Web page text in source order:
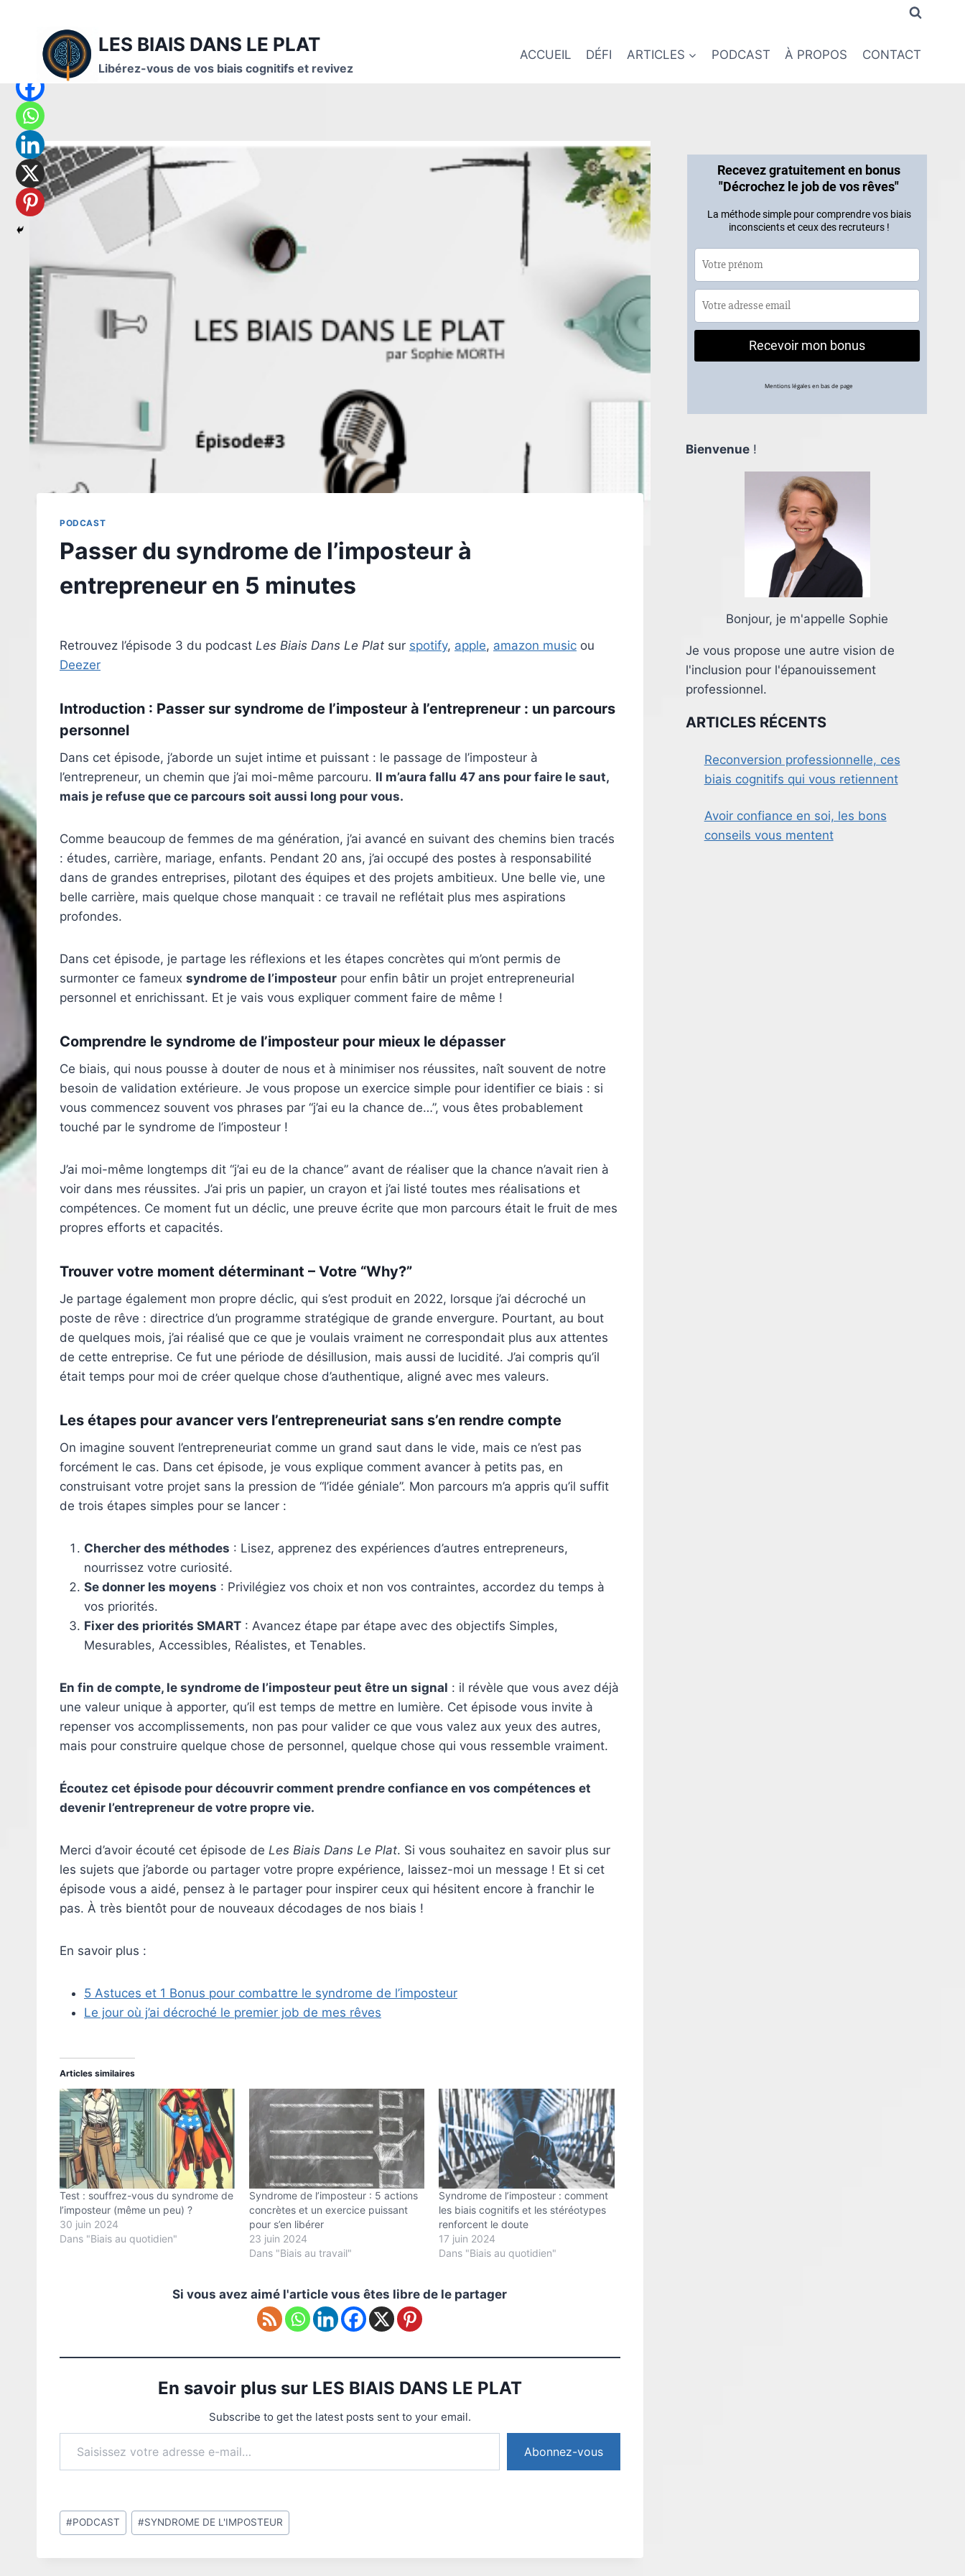
contenu
LES BIAIS DANS LE PLAT
Libérez-vous de vos biais cognitifs et revivez
ACCUEIL DÉFI ARTICLES PODCAST À PROPOS CONTACT
PODCAST
Passer du syndrome de l’imposteur à
entrepreneur en 5 minutes
Retrouvez l’épisode 3 du podcast Les Biais Dans Le Plat sur spotify, apple, amazon music ou
Deezer
Introduction : Passer sur syndrome de l’imposteur à l’entrepreneur : un parcours
personnel
Dans cet épisode, j’aborde un sujet intime et puissant : le passage de l’imposteur à
l’entrepreneur, un chemin que j’ai moi-même parcouru. Il m’aura fallu 47 ans pour faire le saut,
mais je refuse que ce parcours soit aussi long pour vous.
Comme beaucoup de femmes de ma génération, j’ai avancé en suivant des chemins bien tracés
: études, carrière, mariage, enfants. Pendant 20 ans, j’ai occupé des postes à responsabilité
dans de grandes entreprises, pilotant des équipes et des projets ambitieux. Une belle vie, une
belle carrière, mais quelque chose manquait : ce travail ne reflétait plus mes aspirations
profondes.
Dans cet épisode, je partage les réflexions et les étapes concrètes qui m’ont permis de
surmonter ce fameux syndrome de l’imposteur pour enfin bâtir un projet entrepreneurial
personnel et enrichissant. Et je vais vous expliquer comment faire de même !
Comprendre le syndrome de l’imposteur pour mieux le dépasser
Ce biais, qui nous pousse à douter de nous et à minimiser nos réussites, naît souvent de notre
besoin de validation extérieure. Je vous propose un exercice simple pour identifier ce biais : si
vous commencez souvent vos phrases par “j’ai eu la chance de…”, vous êtes probablement
touché par le syndrome de l’imposteur !
J’ai moi-même longtemps dit “j’ai eu de la chance” avant de réaliser que la chance n’avait rien à
voir dans mes réussites. J’ai pris un papier, un crayon et j’ai listé toutes mes réalisations et
compétences. Ce moment fut un déclic, une preuve écrite que mon parcours était le fruit de mes
propres efforts et capacités.
Trouver votre moment déterminant – Votre “Why?”
Je partage également mon propre déclic, qui s’est produit en 2022, lorsque j’ai décroché un
poste de rêve : directrice d’un programme stratégique de grande envergure. Pourtant, au bout
de quelques mois, j’ai réalisé que ce que je voulais vraiment ne correspondait plus aux attentes
de cette entreprise. Ce fut une période de désillusion, mais aussi de lucidité. J’ai compris qu’il
était temps pour moi de créer quelque chose d’authentique, aligné avec mes valeurs.
Les étapes pour avancer vers l’entrepreneuriat sans s’en rendre compte
On imagine souvent l’entrepreneuriat comme un grand saut dans le vide, mais ce n’est pas
forcément le cas. Dans cet épisode, je vous explique comment avancer à petits pas, en
construisant votre projet sans la pression de “l’idée géniale”. Mon parcours m’a appris qu’il suffit
de trois étapes simples pour se lancer :
Chercher des méthodes : Lisez, apprenez des expériences d’autres entrepreneurs,
nourrissez votre curiosité.
Se donner les moyens : Privilégiez vos choix et non vos contraintes, accordez du temps à
vos priorités.
Fixer des priorités SMART : Avancez étape par étape avec des objectifs Simples,
Mesurables, Accessibles, Réalistes, et Tenables.
En fin de compte, le syndrome de l’imposteur peut être un signal : il révèle que vous avez déjà
une valeur unique à apporter, qu’il est temps de mettre en lumière. Cet épisode vous invite à
repenser vos accomplissements, non pas pour valider ce que vous valez aux yeux des autres,
mais pour construire quelque chose de personnel, quelque chose qui vous ressemble vraiment.
Écoutez cet épisode pour découvrir comment prendre confiance en vos compétences et
devenir l’entrepreneur de votre propre vie.
Merci d’avoir écouté cet épisode de Les Biais Dans Le Plat. Si vous souhaitez en savoir plus sur
les sujets que j’aborde ou partager votre propre expérience, laissez-moi un message ! Et si cet
épisode vous a aidé, pensez à le partager pour inspirer ceux qui hésitent encore à franchir le
pas. À très bientôt pour de nouveaux décodages de nos biais !
En savoir plus :
5 Astuces et 1 Bonus pour combattre le syndrome de l’imposteur
Le jour où j’ai décroché le premier job de mes rêves
Articles similaires
Test : souffrez-vous du syndrome de
l’imposteur (même un peu) ?
30 juin 2024
Dans "Biais au quotidien"
Syndrome de l’imposteur : 5 actions
concrètes et un exercice puissant
pour s’en libérer
23 juin 2024
Dans "Biais au travail"
Syndrome de l’imposteur : comment
les biais cognitifs et les stéréotypes
renforcent le doute
17 juin 2024
Dans "Biais au quotidien"
Si vous avez aimé l'article vous êtes libre de le partager
En savoir plus sur LES BIAIS DANS LE PLAT
Subscribe to get the latest posts sent to your email.
Saisissez votre adresse e-mail…
Abonnez-vous
Étiquettes
de
#PODCAST #SYNDROME DE L'IMPOSTEUR
Bienvenue !
Bonjour, je m'appelle Sophie
Je vous propose une autre vision de
l'inclusion pour l'épanouissement
professionnel.
ARTICLES RÉCENTS
Reconversion professionnelle, ces
biais cognitifs qui vous retiennent
Avoir confiance en soi, les bons
conseils vous mentent